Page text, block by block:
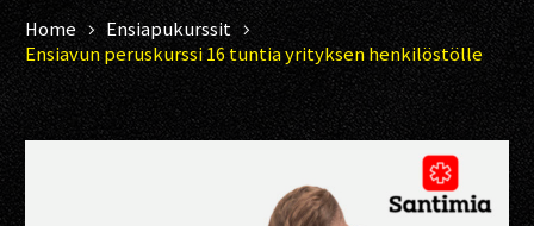
Home
Ensiapukurssit
Ensiavun peruskurssi 16 tuntia yrityksen henkilöstölle